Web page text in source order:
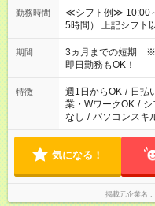
勤務時間
≪シフト例≫ 10:00
5時間） 上記シフト以外にも、早朝や深夜など希望の時間帯お聞
かせください！ 事
心ください！
期間
3ヵ月までの短期 ※
即日勤務もOK！
特徴 週1日からOK / 日払
業・WワークOK / シ
なし / パソコンスキ
気になる！
掲載元企業名